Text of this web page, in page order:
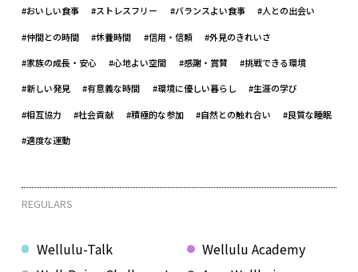
#おいしい食事 #ストレスフリー #バランスよい食事 #人との出会い
#仲間との時間 #休養時間 #信用・信頼 #外見のきれいさ
#家族の成長・安心 #心地よい空間 #感謝・賞賛 #挑戦できる環境
#新しい発見 #有意義な時間 #環境に優しい暮らし #生涯の学び
#相互協力 #社会貢献 #積極的な参加 #自然との触れ合い #良質な睡眠
#適度な運動
REGULARS
Wellulu-Talk
Wellulu Academy